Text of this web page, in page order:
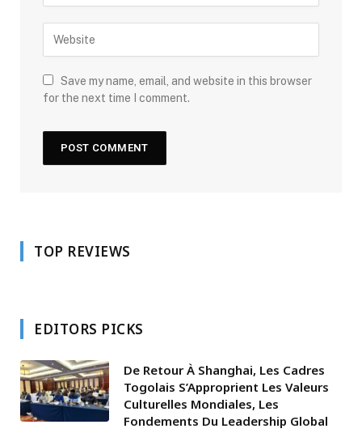
Save my name, email, and website in this browser
for the next time I comment.
TOP REVIEWS
EDITORS PICKS
De Retour À Shanghai, Les Cadres
Togolais S’Approprient Les Valeurs
Culturelles Mondiales, Les
Fondements Du Leadership Global